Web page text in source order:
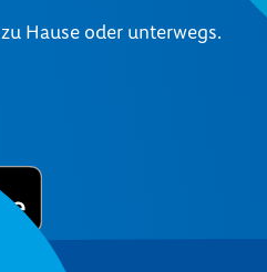
Hause oder unterwegs.